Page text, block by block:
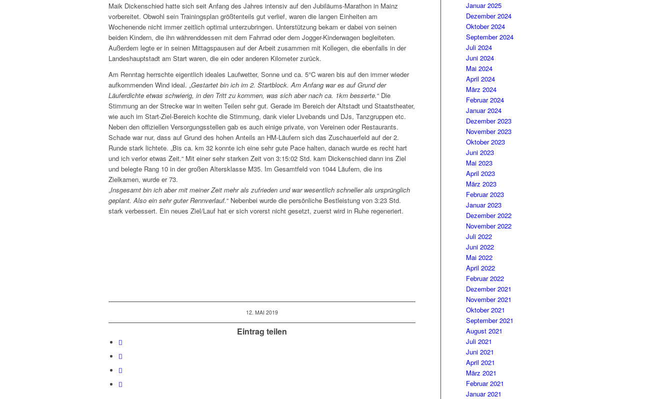
Maik Dickenschied hatte sich seit Anfang des Jahres intensiv auf den Jubiläums-Marathon in Mainz
vorbereitet. Obwohl sein Trainingsplan größtenteils gut verlief, waren die langen Einheiten am
Wochenende nicht immer zeitlich optimal unterzubringen. Unterstützung bekam er dabei von seinen
beiden Kindern, die ihn währenddessen mit dem Fahrrad oder dem Jogger-Kinderwagen begleiteten.
Außerdem legte er in seinen Mittagspausen auf der Arbeit zusammen mit Kollegen, die ebenfalls in der
Landeshauptstadt am Start waren, die ein oder anderen Kilometer zurück.
Am Renntag herrschte eigentlich ideales Laufwetter, Sonne und ca. 5°C waren bis auf den immer wieder
aufkommenden Wind ideal. „Gestartet bin ich im 2. Startblock. Am Anfang war es auf Grund der
Läuferdichte etwas schwierig, in den Tritt zu kommen, was sich aber nach ca. 1km besserte.“ Die
Stimmung an der Strecke war in weiten Teilen sehr gut. Gerade im Bereich der Altstadt und Staatstheater,
wie auch im Start-Ziel-Bereich kochte die Stimmung, dank vieler Livebands und DJs, Tanzgruppen etc.
Neben den offiziellen Versorgungsstellen gab es auch einige private, von Vereinen oder Restaurants.
Schade war nur, dass auf Grund des hohen Anteils an HM-Läufern sich das Zuschauerfeld auf der 2.
Runde stark lichtete. „Bis ca. km 32 konnte ich eine sehr gute Pace halten, danach wurde es recht hart
und ich verlor etwas Zeit.“ Mit einer sehr starken Zeit von 3:15:02 Std. kam Dickenschied dann ins Ziel
und belegte Rang 10 in der großen Altersklasse M35. Im Gesamtfeld von 1044 Läufern, die ins
Zielkamen, wurde er 73.
„Insgesamt bin ich aber mit meiner Zeit mehr als zufrieden und war wesentlich schneller als ursprünglich
geplant. Also ein sehr guter Rennverlauf.“ Nebenbei wurde die persönliche Bestleistung von 3:23 Std.
stark verbessert. Ein neues Ziel/Lauf hat er sich vorerst nicht gesetzt, zuerst wird in Ruhe regeneriert.
12. MAI 2019
Eintrag teilen
Januar 2025
Dezember 2024
Oktober 2024
September 2024
Juli 2024
Juni 2024
Mai 2024
April 2024
März 2024
Februar 2024
Januar 2024
Dezember 2023
November 2023
Oktober 2023
Juni 2023
Mai 2023
April 2023
März 2023
Februar 2023
Januar 2023
Dezember 2022
November 2022
Juli 2022
Juni 2022
Mai 2022
April 2022
Februar 2022
Dezember 2021
November 2021
Oktober 2021
September 2021
August 2021
Juli 2021
Juni 2021
April 2021
März 2021
Februar 2021
Januar 2021